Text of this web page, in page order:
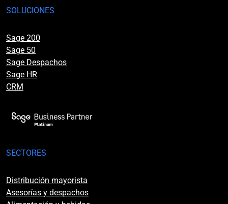
SOLUCIONES
Sage 200
Sage 50
Sage Despachos
Sage HR
CRM
SECTORES
Distribución mayorista
Asesorías y despachos